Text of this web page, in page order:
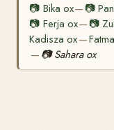
📷 Bika ox— 📷
📷 Ferja ox— 📷
Kadisza ox—
— 📷 Sahara ox